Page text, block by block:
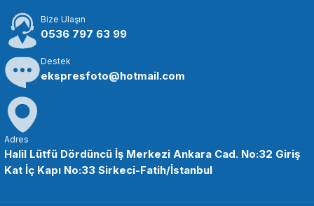
144,43 TL
OEM
OEM Marka HD11 4K HDMI Kablosu (C-A Mini) 100cm
Bize Ulaşın
0536 797 63 99
Destek
ekspresfoto@hotmail.com
Adres
Halil Lütfü Dördüncü İş Merkezi Ankara Cad. No:32 Giriş
Kat İç Kapı No:33 Sirkeci-Fatih/İstanbul